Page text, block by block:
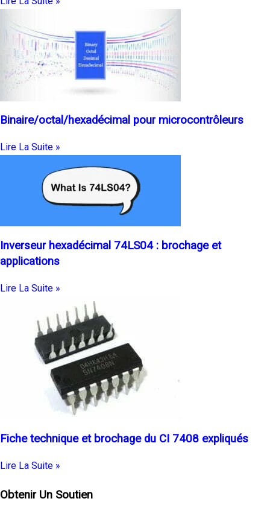
Binaire/octal/hexadécimal pour microcontrôleurs
Lire La Suite »
Inverseur hexadécimal 74LS04 : brochage et
applications
Lire La Suite »
Fiche technique et brochage du CI 7408 expliqués
Lire La Suite »
Obtenir Un Soutien